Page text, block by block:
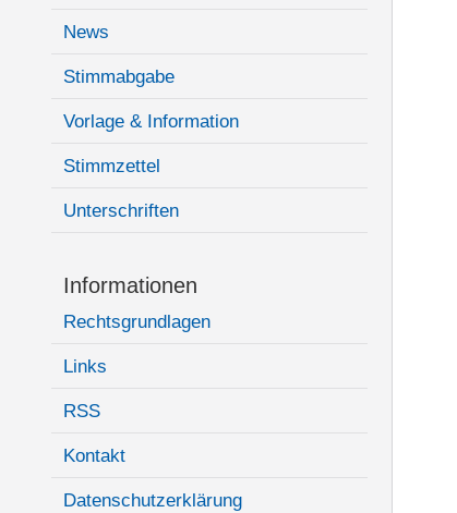
News
Stimmabgabe
Vorlage & Information
Stimmzettel
Unterschriften
Informationen
Rechtsgrundlagen
Links
RSS
Kontakt
Datenschutzerklärung